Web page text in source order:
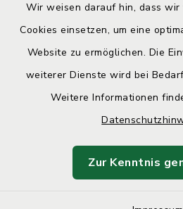
Wir weisen darauf hin, dass
Cookies einsetzen, um eine
Website zu ermöglichen. Die
weiterer Dienste wird bei
Weitere Informationen
Zur Kenntnis
Sitemap
Cookie-